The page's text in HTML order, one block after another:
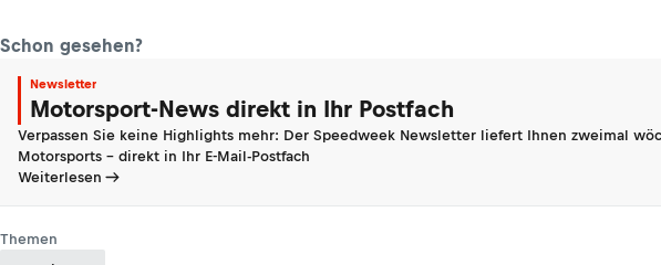
Schon gesehen?
Newsletter
Motorsport-News direkt in Ihr Postfach
Verpassen Sie keine Highlights mehr: Der Speedweek Newsletter liefert Ihnen zweimal
Motorsports - direkt in Ihr E-Mail-Postfach
Weiterlesen
Themen